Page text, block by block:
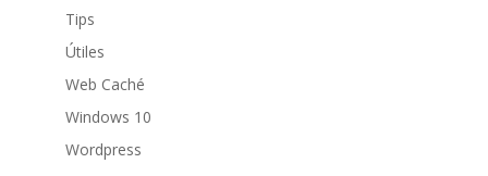
Tips
Útiles
Web Caché
Windows 10
Wordpress